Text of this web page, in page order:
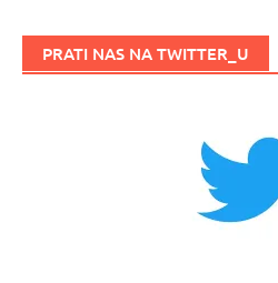
PRATI NAS NA TWITTER_U